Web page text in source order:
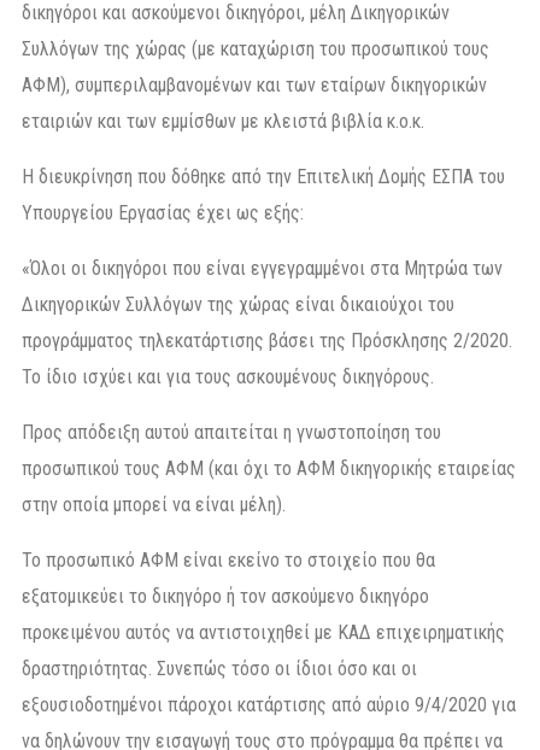
δικηγόροι και ασκούμενοι δικηγόροι, μέλη Δικηγορικών
Συλλόγων της χώρας (με καταχώριση του προσωπικού τους
ΑΦΜ), συμπεριλαμβανομένων και των εταίρων δικηγορικών
εταιριών και των εμμίσθων με κλειστά βιβλία κ.ο.κ.
Η διευκρίνηση που δόθηκε από την Επιτελική Δομής ΕΣΠΑ του
Υπουργείου Εργασίας έχει ως εξής:
«Όλοι οι δικηγόροι που είναι εγγεγραμμένοι στα Μητρώα των
Δικηγορικών Συλλόγων της χώρας είναι δικαιούχοι του
προγράμματος τηλεκατάρτισης βάσει της Πρόσκλησης 2/2020.
Το ίδιο ισχύει και για τους ασκουμένους δικηγόρους.
Προς απόδειξη αυτού απαιτείται η γνωστοποίηση του
προσωπικού τους ΑΦΜ (και όχι το ΑΦΜ δικηγορικής εταιρείας
στην οποία μπορεί να είναι μέλη).
Το προσωπικό ΑΦΜ είναι εκείνο το στοιχείο που θα
εξατομικεύει το δικηγόρο ή τον ασκούμενο δικηγόρο
προκειμένου αυτός να αντιστοιχηθεί με ΚΑΔ επιχειρηματικής
δραστηριότητας. Συνεπώς τόσο οι ίδιοι όσο και οι
εξουσιοδοτημένοι πάροχοι κατάρτισης από αύριο 9/4/2020 για
να δηλώνουν την εισαγωγή τους στο πρόγραμμα θα πρέπει να